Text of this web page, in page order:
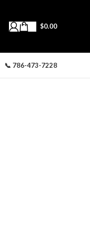
$0.00
📞 786-473-7228